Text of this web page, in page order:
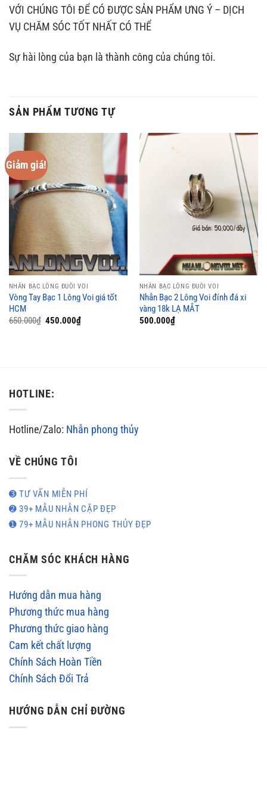
VỚI CHÚNG TÔI ĐỂ CÓ ĐƯỢC SẢN PHẨM ƯNG Ý – DỊCH
VỤ CHĂM SÓC TỐT NHẤT CÓ THỂ
Sự hài lòng của bạn là thành công của chúng tôi.
SẢN PHẨM TƯƠNG TỰ
Giảm giá!
NHẪN BẠC LÔNG ĐUÔI VOI
Vòng Tay Bạc 1 Lông Voi giá tốt
HCM
650.000₫ Giá
450.000₫Giá
NHẪN BẠC LÔNG ĐUÔI VOI
Nhẫn Bạc 2 Lông Voi đính đá xi
vàng 18k LẠ MẮT
500.000₫
HOTLINE:
Hotline/Zalo: Nhẫn phong thủy
VỀ CHÚNG TÔI
➌ TƯ VẤN MIỄN PHÍ
➋ 39+ MẪU NHẪN CẶP ĐẸP
➊ 79+ MẪU NHẪN PHONG THỦY ĐẸP
CHĂM SÓC KHÁCH HÀNG
Hướng dẫn mua hàng
Phương thức mua hàng
Phương thức giao hàng
Cam kết chất lượng
Chính Sách Hoàn Tiền
Chính Sách Đổi Trả
HƯỚNG DẪN CHỈ ĐƯỜNG